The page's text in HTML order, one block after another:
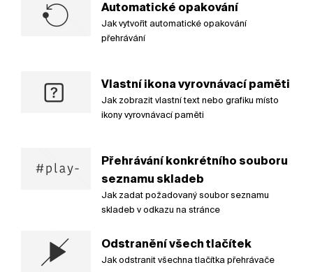
Automatické opakování
Jak vytvořit automatické opakování
přehrávání
Vlastní ikona vyrovnávací paměti
Jak zobrazit vlastní text nebo grafiku místo
ikony vyrovnávací paměti
Přehrávání konkrétního souboru
seznamu skladeb
Jak zadat požadovaný soubor seznamu
skladeb v odkazu na stránce
Odstranění všech tlačítek
Jak odstranit všechna tlačítka přehrávače